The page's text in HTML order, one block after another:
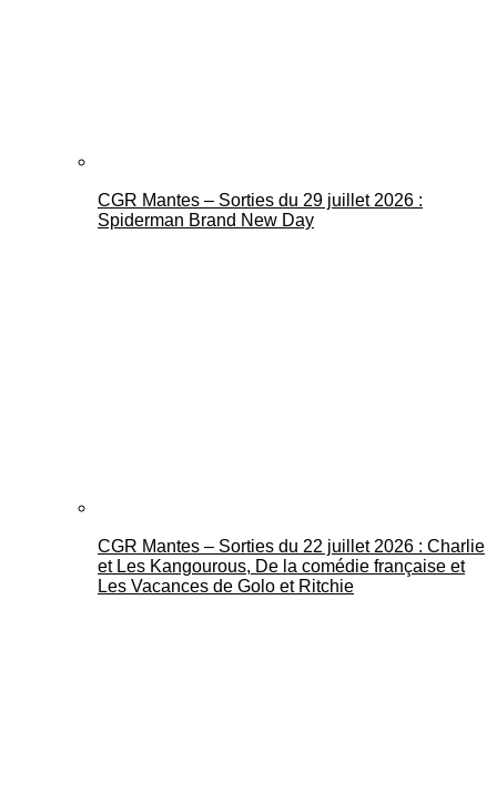
CGR Mantes – Sorties du 29 juillet 2026 :
Spiderman Brand New Day
CGR Mantes – Sorties du 22 juillet 2026 : Charlie
et Les Kangourous, De la comédie française et
Les Vacances de Golo et Ritchie